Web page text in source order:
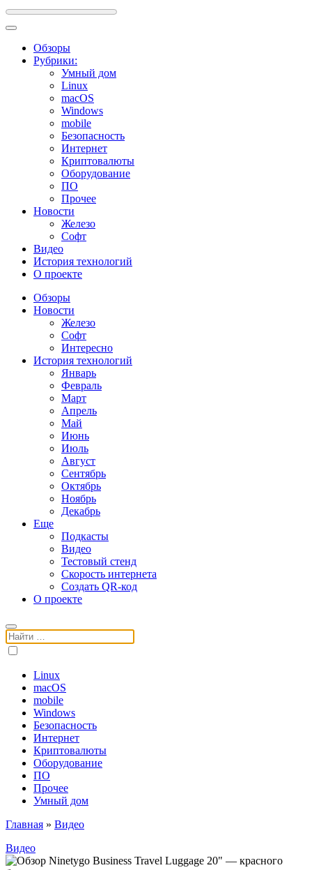
Обзоры
Рубрики:
Умный дом
Linux
macOS
Windows
mobile
Безопасность
Интернет
Криптовалюты
Оборудование
ПО
Прочее
Новости
Железо
Софт
Видео
История технологий
О проекте
Обзоры
Новости
Железо
Софт
Интересно
История технологий
Январь
Февраль
Март
Апрель
Май
Июнь
Июль
Август
Сентябрь
Октябрь
Ноябрь
Декабрь
Еще
Подкасты
Видео
Тестовый стенд
Скорость интернета
Создать QR-код
О проекте
Поиск:
Linux
macOS
mobile
Windows
Безопасность
Интернет
Криптовалюты
Оборудование
ПО
Прочее
Умный дом
Главная » Видео
Видео